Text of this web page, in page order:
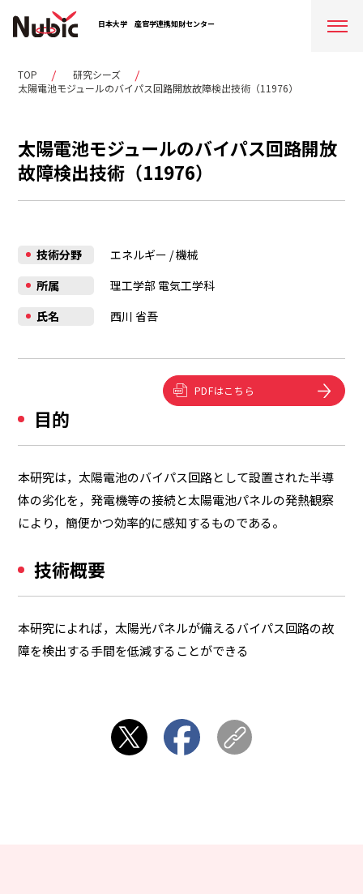
日本大学 産官学連携知財センター
TOP
研究シーズ
太陽電池モジュールのバイパス回路開放故障検出技術（11976）
太陽電池モジュールのバイパス回路開放
故障検出技術（11976）
技術分野 エネルギー /機械
所属
理工学部 電気工学科
氏名
西川 省吾
PDFはこちら
目的
本研究は，太陽電池のバイパス回路として設置された半導
体の劣化を，発電機等の接続と太陽電池パネルの発熱観察
により，簡便かつ効率的に感知するものである。
技術概要
本研究によれば，太陽光パネルが備えるバイパス回路の故
障を検出する手間を低減することができる